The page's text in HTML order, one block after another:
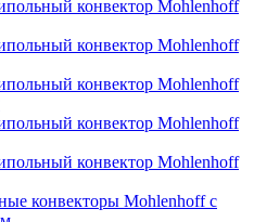
конвектор Mohlenhoff
конвектор Mohlenhoff
конвектор Mohlenhoff
конвектор Mohlenhoff
конвектор Mohlenhoff
конвекторы Mohlenhoff с